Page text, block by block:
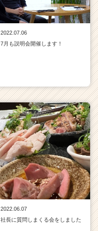
2022.07.06
7月も説明会開催します！
2022.06.07
社長に質問しまくる会をしました